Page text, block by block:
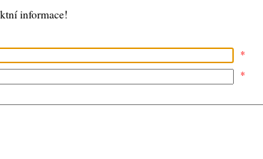
informace!
*
*